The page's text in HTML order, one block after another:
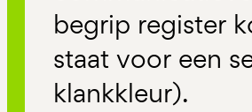
begrip register
staat voor een
klankkleur).